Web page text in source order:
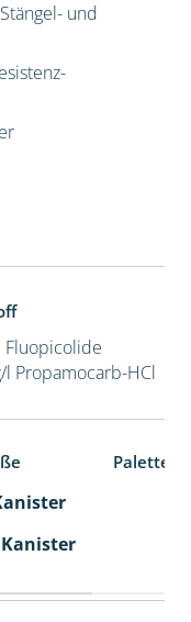
und
Fluopicolide
l Propamocarb-HCl